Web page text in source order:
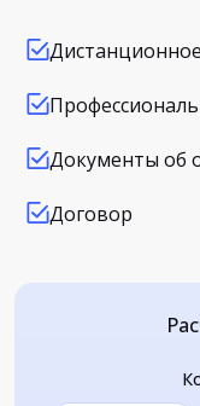
Документы об
Договор